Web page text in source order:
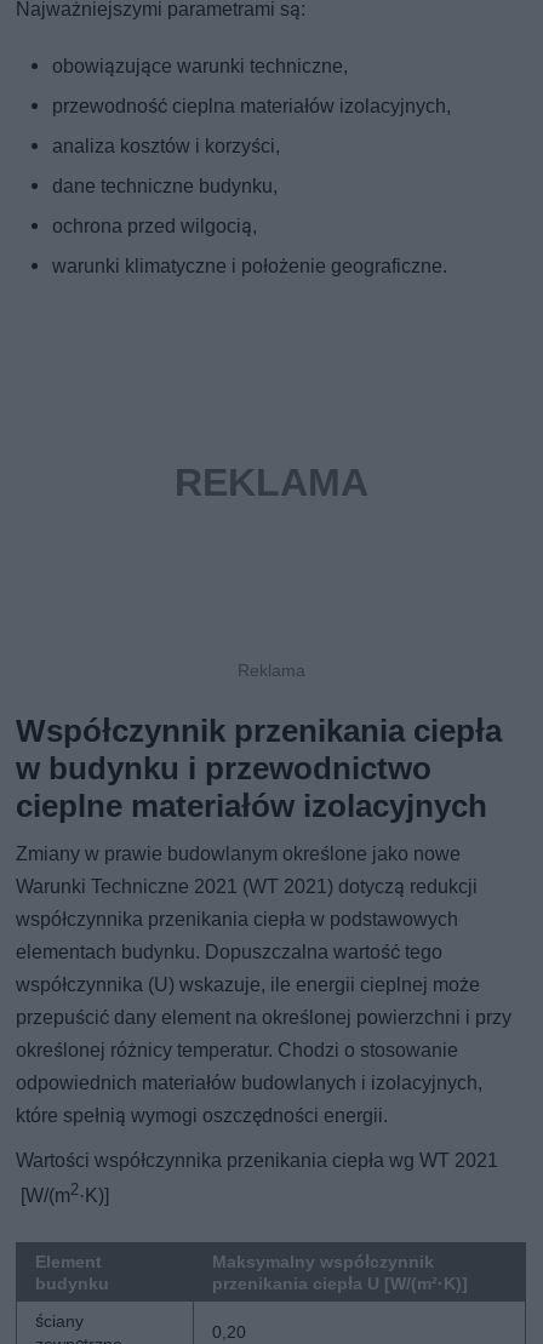
Najważniejszymi parametrami są:
obowiązujące warunki techniczne,
przewodność cieplna materiałów izolacyjnych,
analiza kosztów i korzyści,
dane techniczne budynku,
ochrona przed wilgocią,
warunki klimatyczne i położenie geograficzne.
Współczynnik przenikania ciepła
w budynku i przewodnictwo
cieplne materiałów izolacyjnych
Zmiany w prawie budowlanym określone jako nowe
Warunki Techniczne 2021 (WT 2021) dotyczą redukcji
współczynnika przenikania ciepła w podstawowych
elementach budynku. Dopuszczalna wartość tego
współczynnika (U) wskazuje, ile energii cieplnej może
przepuścić dany element na określonej powierzchni i przy
określonej różnicy temperatur. Chodzi o stosowanie
odpowiednich materiałów budowlanych i izolacyjnych,
które spełnią wymogi oszczędności energii.
Wartości współczynnika przenikania ciepła wg WT 2021
[W/(m2·K)]
Element
budynku
Maksymalny współczynnik
przenikania ciepła U [W/(m²·K)]
ściany
0,20